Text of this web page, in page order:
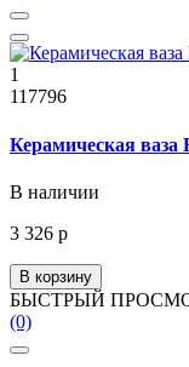
1
117796
Керамическая ваза
В наличии
3 326 р
В корзину
БЫСТРЫЙ
(0)